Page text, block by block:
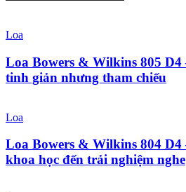
Loa
Loa Bowers & Wilkins 805 D4
tinh giản nhưng tham chiếu
Loa
Loa Bowers & Wilkins 804 D4
khoa học đến trải nghiệm nghe